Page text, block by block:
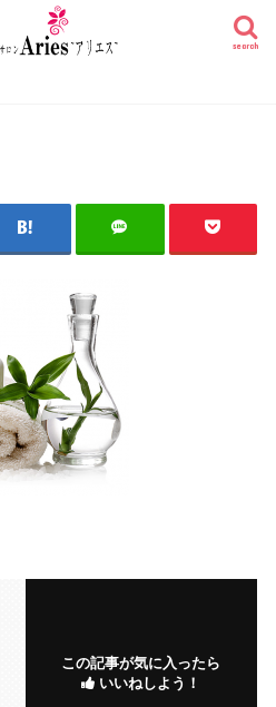
search
この記事が気に入ったら
いいねしよう！